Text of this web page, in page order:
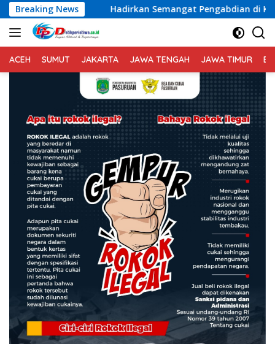
Langsung
ke
konten
Breaking News
Hadirkan Semangat Pengabdian di Kampung Nelayan,
ACEH SUMUT JAKARTA JAWA TENGAH JAWA TIMUR